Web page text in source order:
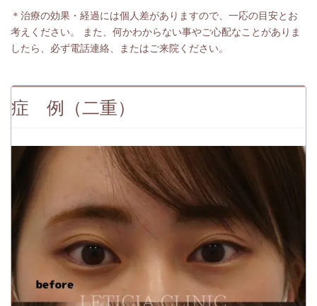
＊治療の効果・経過には個人差がありますので、一応の目安とお
考えください。 また、何かわからない事やご心配なことがありま
したら、必ず電話連絡、またはご来院ください。
症 例（二重）